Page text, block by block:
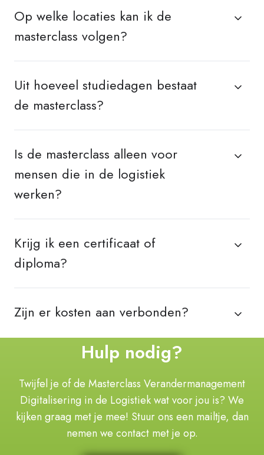
Op welke locaties kan ik de
masterclass volgen?
Uit hoeveel studiedagen bestaat
de masterclass?
Is de masterclass alleen voor
mensen die in de logistiek
werken?
Krijg ik een certificaat of
diploma?
Zijn er kosten aan verbonden?
Hulp nodig?
Twijfel je of de Masterclass Verandermanagement
Digitalisering in de Logistiekwat voor jou is? We
kijken graag met je mee! Stuur ons een mailtje, dan
nemen we contact met je op.